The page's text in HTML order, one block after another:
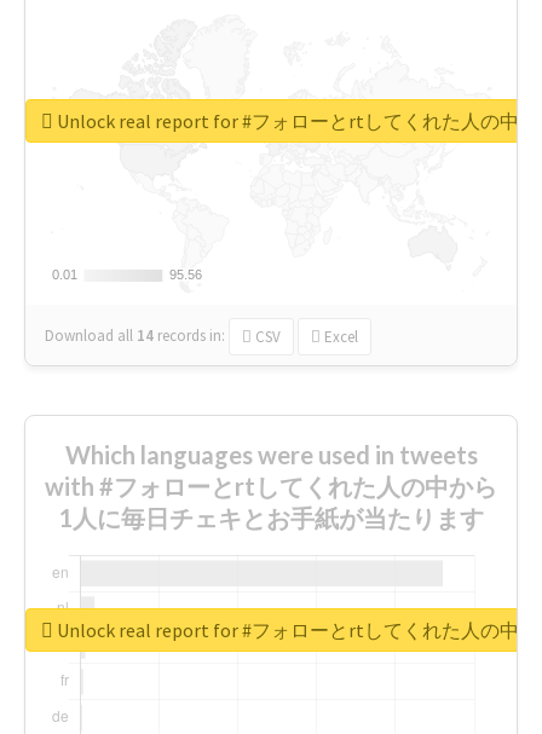
0.01
0.01 95.56
95.56
Download all 14 records in: CSV Excel
Unlock real report for #フォローとrtしてくれた人の中
Which languages were used in tweets
with #フォローとrtしてくれた人の中から
1人に毎日チェキとお手紙が当たります
Unlock real report for #フォローとrtしてくれた人の中